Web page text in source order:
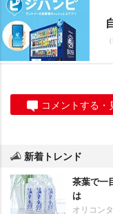
コメントする・
新着トレンド
茶葉で一
は
オリコン